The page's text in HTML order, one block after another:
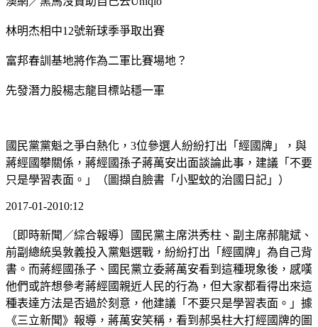
林明杰相中12號新球季爭取出賽
富邦春訓基地將作為二軍比賽場地？
先發潛力股楊志龍目標站穩一軍
國民黨黨魁之爭白熱化，3位參選人紛紛打出「經國牌」，與
蔣經國攀關係，蔣經國孫子蔣萬安出面談論此事，建議「不要
只是學習表面。」（圖擷自臉書「小聖蚊的治國日記」）
2017-01-2010:12
〔即時新聞／綜合報導〕國民黨主席洪秀柱、副主席郝龍斌、
前副總統吳敦義投入黨魁選戰，紛紛打出「經國牌」為自己背
書。而蔣經國孫子、國民黨立委蔣萬安看到這種現象後，感嘆
他們或許想參考蔣經國親近人民的行為，但大家都看得出來這
種表達方法是否過於刻意，他建議「不要只是學習表面。」據
《三立新聞》報導，蔣萬安笑稱，看到郝吳柱大打經國牌的圖